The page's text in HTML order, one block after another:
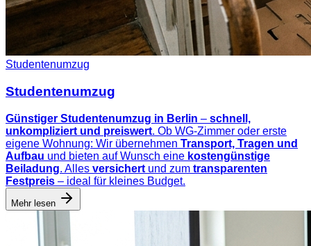
Studentenumzug
Studentenumzug
Günstiger Studentenumzug in Berlin – schnell,
unkompliziert und preiswert. Ob WG-Zimmer oder erste
eigene Wohnung: Wir übernehmen Transport, Tragen und
Aufbau und bieten auf Wunsch eine kostengünstige
Beiladung. Alles versichert und zum transparenten
Festpreis – ideal für kleines Budget.
Mehr lesen